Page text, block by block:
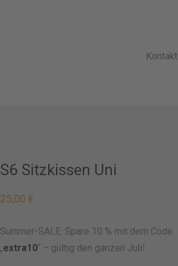
Kontakt
S6 Sitzkissen Uni
25,00 €
Summer-SALE: Spare 10 % mit dem Code
„extra10“ – gültig den ganzen Juli!